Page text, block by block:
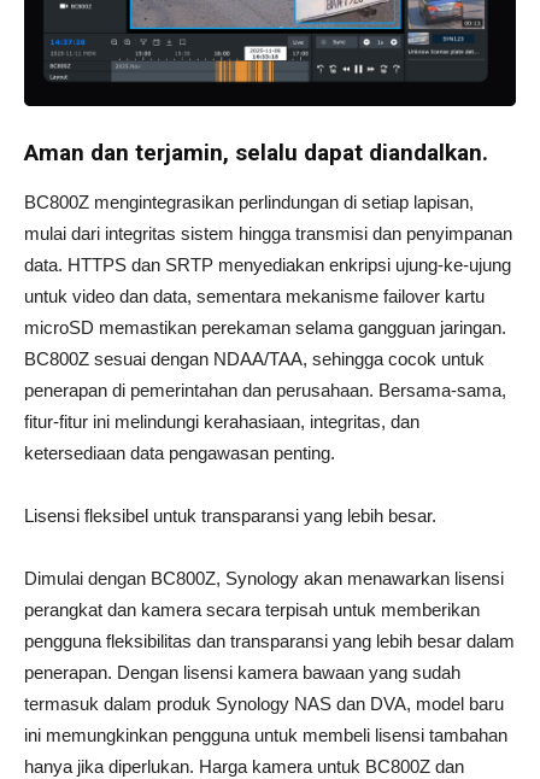
Aman dan terjamin, selalu dapat diandalkan.
BC800Z mengintegrasikan perlindungan di setiap lapisan,
mulai dari integritas sistem hingga transmisi dan penyimpanan
data. HTTPS dan SRTP menyediakan enkripsi ujung-ke-ujung
untuk video dan data, sementara mekanisme failover kartu
microSD memastikan perekaman selama gangguan jaringan.
BC800Z sesuai dengan NDAA/TAA, sehingga cocok untuk
penerapan di pemerintahan dan perusahaan. Bersama-sama,
fitur-fitur ini melindungi kerahasiaan, integritas, dan
ketersediaan data pengawasan penting.
Lisensi fleksibel untuk transparansi yang lebih besar.
Dimulai dengan BC800Z, Synology akan menawarkan lisensi
perangkat dan kamera secara terpisah untuk memberikan
pengguna fleksibilitas dan transparansi yang lebih besar dalam
penerapan. Dengan lisensi kamera bawaan yang sudah
termasuk dalam produk Synology NAS dan DVA, model baru
ini memungkinkan pengguna untuk membeli lisensi tambahan
hanya jika diperlukan. Harga kamera untuk BC800Z dan